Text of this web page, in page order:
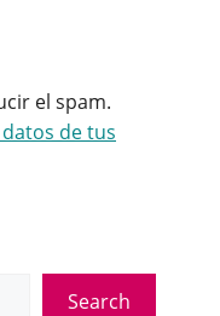
el spam.
de tus
Search